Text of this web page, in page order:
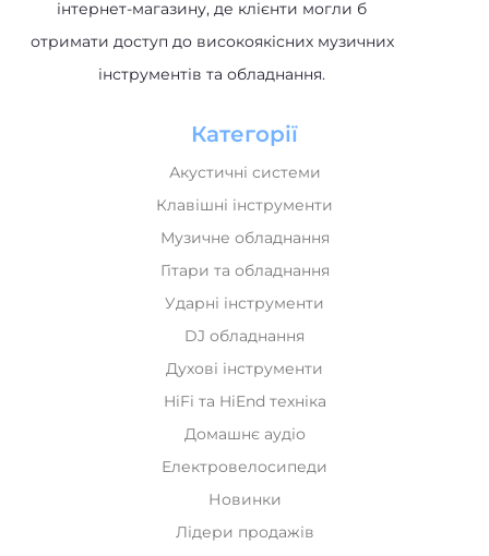
інструментів та обладнання.
Категорії
Клавішні інструменти
Музичне обладнання
Гітари та обладнання
Ударні інструменти
DJ обладнання
Духові інструменти
HiFi та HiEnd техніка
Домашнє аудіо
Електровелосипеди
Новинки
Лідери продажів
Рекомендуємо